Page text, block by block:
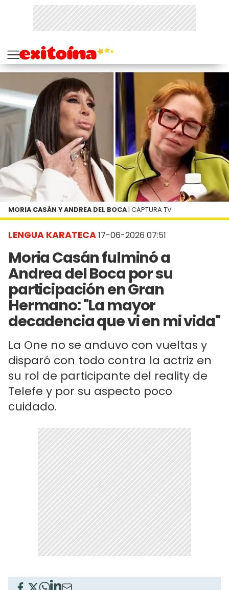
LENGUA KARATECA17-06-2026 07:51
Moria Casán fulminó a
Andrea del Boca por su
participación en Gran
Hermano: "La mayor
decadencia que vi en mi vida"
La One no se anduvo con vueltas y
disparó con todo contra la actriz en
su rol de participante del reality de
Telefe y por su aspecto poco
cuidado.
MORIA CASÁN Y ANDREA DEL BOCA | CAPTURA TV